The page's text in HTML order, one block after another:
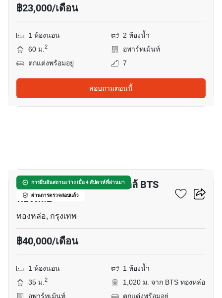
฿23,000/เดือน
1 ห้องนอน
2 ห้องน้ำ
60 ม.2
อพาร์ทเม้นท์
ตกแต่งพร้อมอยู่
7
สอบถามตอนนี้
การยืนยันสถานะว่าง เมื่อ 4 สัปดาห์ที่ผ่านมา
ผ่านการตรวจสอบแล้ว
อพาร์ทเมนต์ 1-ห้องนอน ใกล้ BTS
ทองหล่อ
ทองหล่อ, กรุงเทพ
฿40,000/เดือน
1 ห้องนอน
1 ห้องน้ำ
35 ม.2
1,020 ม. จาก BTS ทองหล่อ
อพาร์ทเม้นท์
ตกแต่งพร้อมอยู่